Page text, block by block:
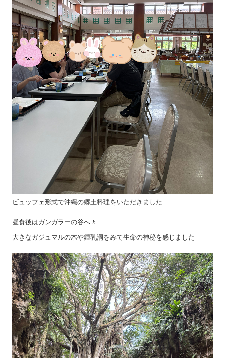
ビュッフェ形式で沖縄の郷土料理をいただきました
昼食後はガンガラーの谷へ🚶
大きなガジュマルの木や鍾乳洞をみて生命の神秘を感じました